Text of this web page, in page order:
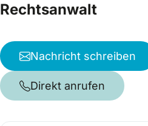
Rechtsanwalt
Nachricht schreiben
Direkt anrufen